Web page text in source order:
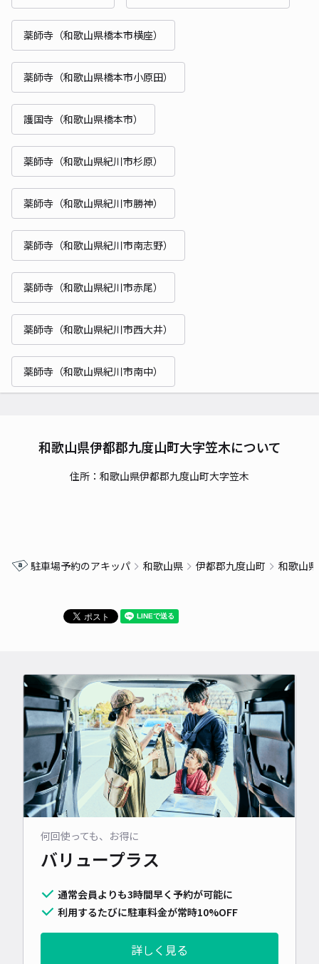
薬師寺（和歌山県橋本市横座）
薬師寺（和歌山県橋本市小原田）
護国寺（和歌山県橋本市）
薬師寺（和歌山県紀川市杉原）
薬師寺（和歌山県紀川市勝神）
薬師寺（和歌山県紀川市南志野）
薬師寺（和歌山県紀川市赤尾）
薬師寺（和歌山県紀川市西大井）
薬師寺（和歌山県紀川市南中）
和歌山県伊都郡九度山町大字笠木について
住所：和歌山県伊都郡九度山町大字笠木
駐車場予約のアキッパ 和歌山県 伊都郡九度山町 和歌山
何回使っても、お得に
バリュープラス
通常会員よりも3時間早く予約が可能に
利用するたびに駐車料金が常時10%OFF
詳しく見る